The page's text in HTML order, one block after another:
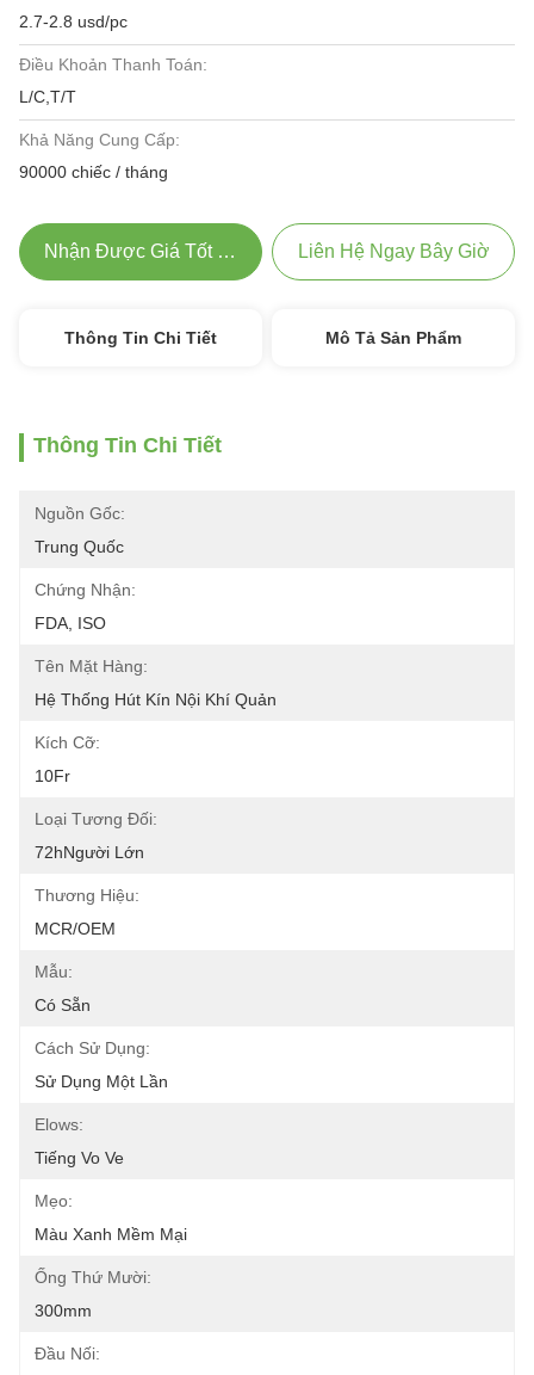
2.7-2.8 usd/pc
Điều Khoản Thanh Toán:
L/C,T/T
Khả Năng Cung Cấp:
90000 chiếc / tháng
Nhận Được Giá Tốt Nhất Liên Hệ Ngay Bây Giờ
Thông Tin Chi Tiết Mô Tả Sản Phẩm
Thông Tin Chi Tiết
Nguồn Gốc:
Trung Quốc
Chứng Nhận:
FDA, ISO
Tên Mặt Hàng:
Hệ Thống Hút Kín Nội Khí Quản
Kích Cỡ:
10Fr
Loại Tương Đối:
72hNgười Lớn
Thương Hiệu:
MCR/OEM
Mẫu:
Có Sẵn
Cách Sử Dụng:
Sử Dụng Một Lần
Elows:
Tiếng Vo Ve
Mẹo:
Màu Xanh Mềm Mại
Ống Thứ Mười:
300mm
Đầu Nối: